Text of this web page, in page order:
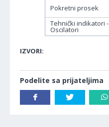
Pokretni prosek
Tehnički indikatori -
Oscilatori
IZVORI:
Podelite sa prijateljima